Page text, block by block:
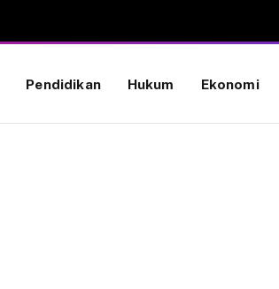
Pendidikan Hukum Ekonomi